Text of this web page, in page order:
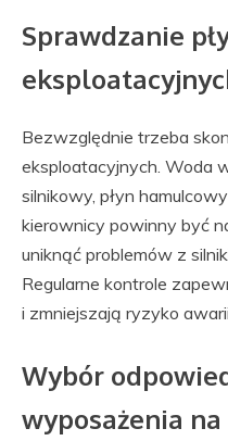
Sprawdzanie
Bezwzględnie trzeba
eksploatacyjnych. Woda
silnikowy, płyn
kierownicy powinny być
uniknąć problemów z
Regularne kontrole
i zmniejszają ryzyko
Wybór
wyposażenia